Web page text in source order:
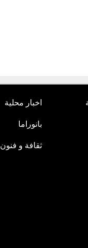
اخبار محلية
بانوراما
ثقافة و فنون